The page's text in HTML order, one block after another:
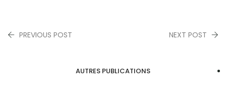
PREVIOUS POST NEXT POST
AUTRES PUBLICATIONS